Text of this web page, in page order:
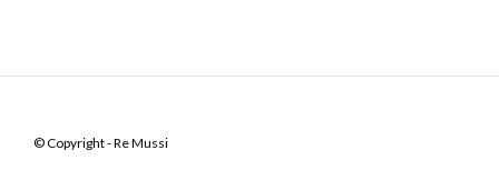
© Copyright - Re Mussi